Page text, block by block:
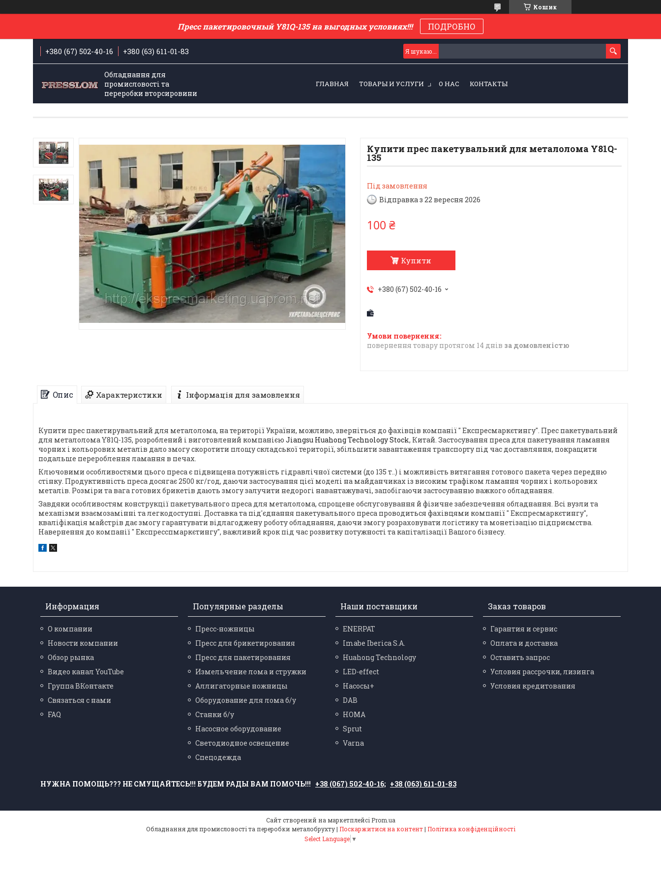
Кошик
Пресс пакетировочный Y81Q-135 на выгодных условиях!!! ПОДРОБНО
+380 (67) 502-40-16 +380 (63) 611-01-83
Обладнання для
промисловості та
переробки вторсировини
ГЛАВНАЯ ТОВАРЫ И УСЛУГИ О НАС КОНТАКТЫ
Купити прес пакетувальний для металолома Y81Q-
135
Під замовлення
Відправка з 22 вересня 2026
100 ₴
Купити
+380 (67) 502-40-16
повернення товару протягом 14 днів за домовленістю
Опис Характеристики Інформація для замовлення
Купити прес пакетирувальний для металолома, на території України, можливо, зверніться до фахівців компанії " Експресмаркєтингу". Прес пакетувальний
для металолома Y81Q-135, розроблений і виготовлений компанією Jiangsu Huahong Technology Stock, Китай. Застосування преса для пакетування ламання
чорних і кольорових металів дало змогу скоротити площу складської території, збільшити завантаження транспорту під час доставляння, покращити
подальше перероблення ламання в печах.
Ключовими особливостями цього преса є підвищена потужність гідравлічної системи (до 135 т..) і можливість витягання готового пакета через передню
стінку. Продуктивність преса досягає 2500 кг/год, даючи застосування цієї моделі на майданчиках із високим трафіком ламання чорних і кольорових
металів. Розміри та вага готових брикетів дають змогу залучити недорогі навантажувачі, запобігаючи застосуванню важкого обладнання.
Завдяки особливостям конструкції пакетувального преса для металолома, спрощене обслуговування й фізичне забезпечення обладнання. Всі вузли та
механізми взаємозамінні та легкодоступні. Доставка та під'єднання пакетувального преса проводиться фахівцями компанії " Експресмаркєтингу",
кваліфікація майстрів дає змогу гарантувати відлагоджену роботу обладнання, даючи змогу розраховувати логістику та монетізацію підприємства.
Навернення до компанії " Експресспмаркєтингу", важливий крок під час розвитку потужності та капіталізації Вашого бізнесу.
Информация
О компании
Новости компании
Обзор рынка
Видео канал YouTube
Группа ВКонтакте
Связаться с нами
FAQ
Популярные разделы
Пресс-ножницы
Пресс для брикетирования
Пресс для пакетирования
Измельчение лома и стружки
Аллигаторные ножницы
Оборудование для лома б/у
Станки б/у
Насосное оборудование
Светодиодное освещение
Спецодежда
Наши поставщики
ENERPAT
Imabe Iberica S.A.
Huahong Technology
LED-effect
Насосы+
DAB
HOMA
Sprut
Varna
Заказ товаров
Гарантия и сервис
Оплата и доставка
Оставить запрос
Условия рассрочки, лизинга
Условия кредитования
НУЖНА ПОМОЩЬ??? НЕ СМУЩАЙТЕСЬ!!! БУДЕМ РАДЫ ВАМ ПОМОЧЬ!!! +38 (067) 502-40-16; +38 (063) 611-01-83
Сайт створений на маркетплейсі Prom.ua
Обладнання для промисловості та переробки металобрухту | Поскаржитися на контент | Політика конфіденційності
Select Language ▼